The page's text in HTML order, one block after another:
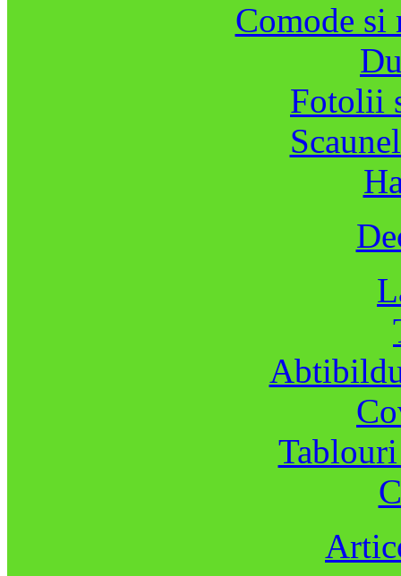
Comode si
Fotolii